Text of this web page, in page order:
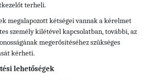
terheli.
megalapozott kétségei vannak a kérelmet
személy kilétével kapcsolatban, további, az
megerősítéséhez szükséges
kérheti.
lehetőségek